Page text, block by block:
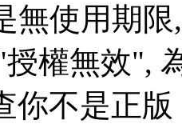
無使用期
權無效",
你不是正版